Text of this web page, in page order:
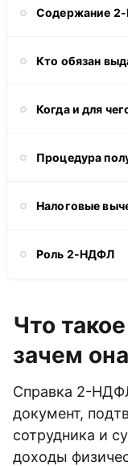
Содержание
Кто обязан
Когда и для
Процедура
Налоговые
Роль 2-НДФЛ
Что
зачем
Справка 2-
документ,
сотрудника и
доходы